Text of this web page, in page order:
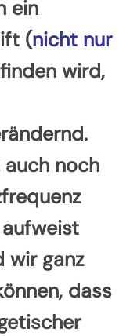
ein
(nicht nur
wird,
noch
wir ganz
dass